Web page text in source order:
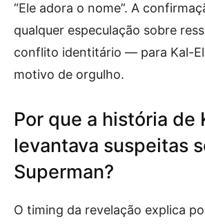
“Ele adora o nome”. A
qualquer especulação sobre
conflito identitário — para Kal-
motivo de orgulho.
Por que a história de
levantava suspeitas
Superman?
O timing da revelação explica